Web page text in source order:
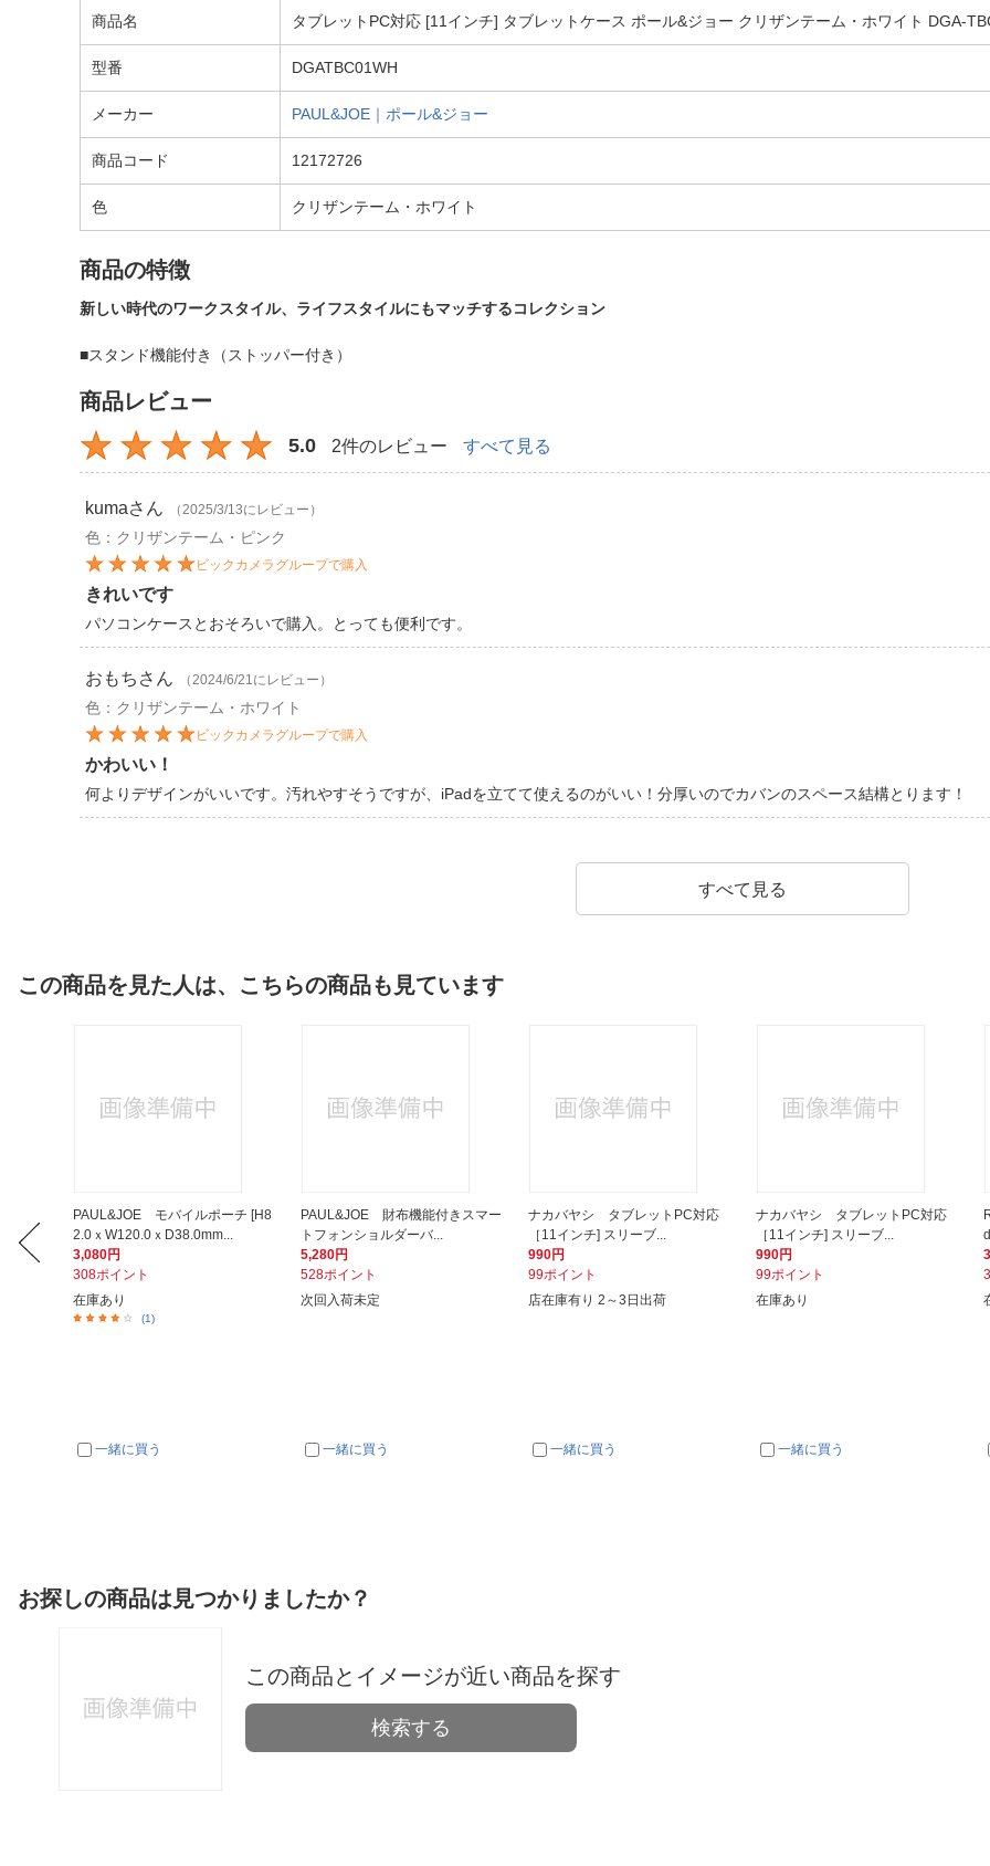
商品名 タブレットPC対応 [11インチ] タブレットケース ポール&ジョー クリザンテーム・ホワイト DGA-
型番 DGATBC01WH
メーカー PAUL&JOE｜ポール&ジョー
商品コード 12172726
色 クリザンテーム・ホワイト
商品の特徴
新しい時代のワークスタイル、ライフスタイルにもマッチするコレクション
■スタンド機能付き（ストッパー付き）
商品レビュー
5.0 2件のレビュー すべて見る
kumaさん （2025/3/13にレビュー）
色：クリザンテーム・ピンク
ビックカメラグループで購入
きれいです
パソコンケースとおそろいで購入。とっても便利です。
おもち さん （2024/6/21にレビュー）
色：クリザンテーム・ホワイト
ビックカメラグループで購入
かわいい！
何よりデザインがいいです。汚れやすそうですが、iPadを立てて使えるのがいい！分厚いのでカバンのスペース結構とります！
すべて見る
この商品を見た人は、こちらの商品も見ています
PAUL&JOE モバイルポーチ [H8
2.0ｘW120.0ｘD38.0mm...
3,080円
308ポイント
在庫あり
(1)
一緒に買う
PAUL&JOE 財布機能付きスマー
トフォンショルダーバ...
5,280円
528ポイント
次回入荷未定
一緒に買う
ナカバヤシ タブレットPC対応
［11インチ] スリーブ...
990円
99ポイント
店在庫有り 2～3日出荷
一緒に買う
ナカバヤシ タブレットPC対応
［11インチ] スリーブ...
990円
99ポイント
在庫あり
一緒に買う
お探しの商品は見つかりましたか？
この商品とイメージが近い商品を探す
検索する